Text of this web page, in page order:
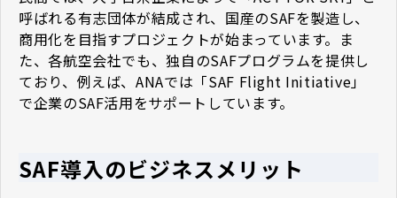
呼ばれる有志団体が結成され、国産のSAFを製造し、
商用化を目指すプロジェクトが始まっています。ま
た、各航空会社でも、独自のSAFプログラムを提供し
ており、例えば、ANAでは「SAF Flight Initiative」
で企業のSAF活用をサポートしています。​​​​​​​
SAF導入のビジネスメリット